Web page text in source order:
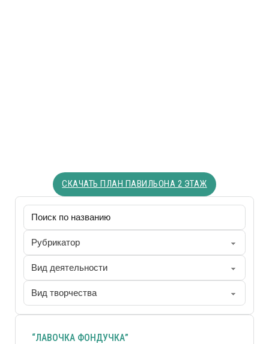
СКАЧАТЬ ПЛАН ПАВИЛЬОНА 2 ЭТАЖ
“ЛАВОЧКА ФОНДУЧКА”